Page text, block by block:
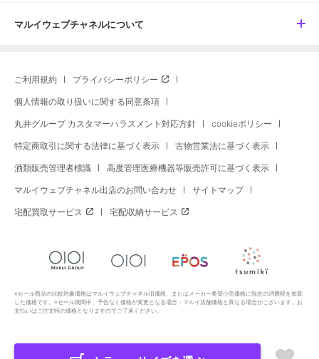
マルイウェブチャネルについて
ご利用規約 プライバシーポリシー
個人情報の取り扱いに関する同意条項
丸井グループ カスタマーハラスメント対応方針 cookieポリシー
特定商取引に関する法律に基づく表示 古物営業法に基づく表示
酒類販売管理者標識 高度管理医療機器等販売許可に基づく表示
マルイウェブチャネル出店のお問い合わせ サイトマップ
宅配買取サービス 宅配収納サービス
※セール商品の比較対象価格はマルイウェブチャネル旧価格、またはメーカー希望小売価格に現在の消費税を加算
した価格です。※セール期間中、予告なく価格が変更となる場合・マルイ店舗価格と異なる場合がございます。お
支払いはご注文時の価格となりますのでご了承ください。